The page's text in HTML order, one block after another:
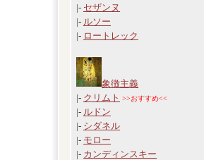
|- セザンヌ
|- ルソー
|- ロートレック
象徴主義
|- クリムト >>おすすめ<<
|- ルドン
|- シダネル
|- モロー
|- カンディンスキー